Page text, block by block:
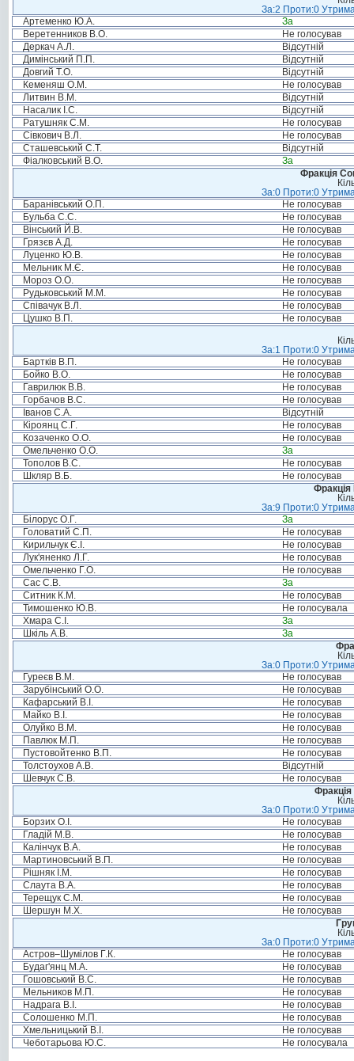
За:2 Проти:0
Артеменко Ю.А.
За
Веретенников В.О.
Не голосував
Деркач А.Л.
Відсутній
Димінський П.П.
Відсутній
Довгий Т.О.
Відсутній
Кеменяш О.М.
Не голосував
Литвин В.М.
Відсутній
Насалик І.С.
Відсутній
Ратушняк С.М.
Не голосував
Сівкович В.Л.
Не голосував
Сташевський С.Т.
Відсутній
Фіалковський В.О.
За
Фракція
За:0 Проти:0
Баранівський О.П.
Не голосував
Бульба С.С.
Не голосував
Вінський Й.В.
Не голосував
Грязєв А.Д.
Не голосував
Луценко Ю.В.
Не голосував
Мельник М.Є.
Не голосував
Мороз О.О.
Не голосував
Рудьковський М.М.
Не голосував
Співачук В.Л.
Не голосував
Цушко В.П.
Не голосував
За:1 Проти:0
Бартків В.П.
Не голосував
Бойко В.О.
Не голосував
Гаврилюк В.В.
Не голосував
Горбачов В.С.
Не голосував
Іванов С.А.
Відсутній
Кіроянц С.Г.
Не голосував
Козаченко О.О.
Не голосував
Омельченко О.О.
За
Тополов В.С.
Не голосував
Шкляр В.Б.
Не голосував
За:9 Проти:0
Білорус О.Г.
За
Головатий С.П.
Не голосував
Кирильчук Є.І.
Не голосував
Лук'яненко Л.Г.
Не голосував
Омельченко Г.О.
Не голосував
Сас С.В.
За
Ситник К.М.
Не голосував
Тимошенко Ю.В.
Не голосувала
Хмара С.І.
За
Шкіль А.В.
За
За:0 Проти:0
Гуреєв В.М.
Не голосував
Зарубінський О.О.
Не голосував
Кафарський В.І.
Не голосував
Майко В.І.
Не голосував
Олуйко В.М.
Не голосував
Павлюк М.П.
Не голосував
Пустовойтенко В.П.
Не голосував
Толстоухов А.В.
Відсутній
Шевчук С.В.
Не голосував
Фракція
За:0 Проти:0
Борзих О.І.
Не голосував
Гладій М.В.
Не голосував
Калінчук В.А.
Не голосував
Мартиновський В.П.
Не голосував
Рішняк І.М.
Не голосував
Слаута В.А.
Не голосував
Терещук С.М.
Не голосував
Шершун М.Х.
Не голосував
За:0 Проти:0
Астров–Шумілов Г.К.
Не голосував
Будаг'янц М.А.
Не голосував
Гошовський В.С.
Не голосував
Мельников М.П.
Не голосував
Надрага В.І.
Не голосував
Солошенко М.П.
Не голосував
Хмельницький В.І.
Не голосував
Чеботарьова Ю.С.
Не голосувала